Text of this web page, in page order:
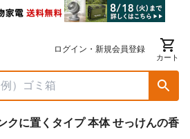
ログイン・新規会員登録
カート
クに置くタイプ 本体 せっけんの香